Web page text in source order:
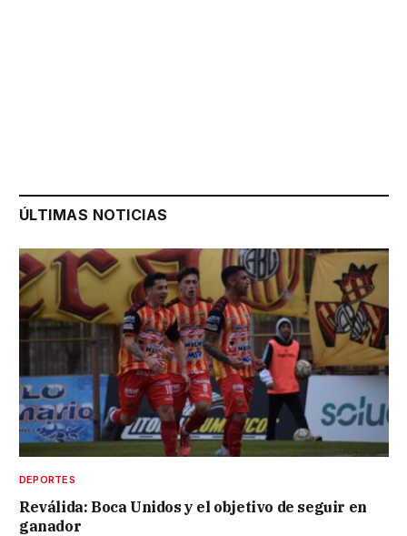
ÚLTIMAS NOTICIAS
DEPORTES
Reválida: Boca Unidos y el objetivo de seguir en
ganador